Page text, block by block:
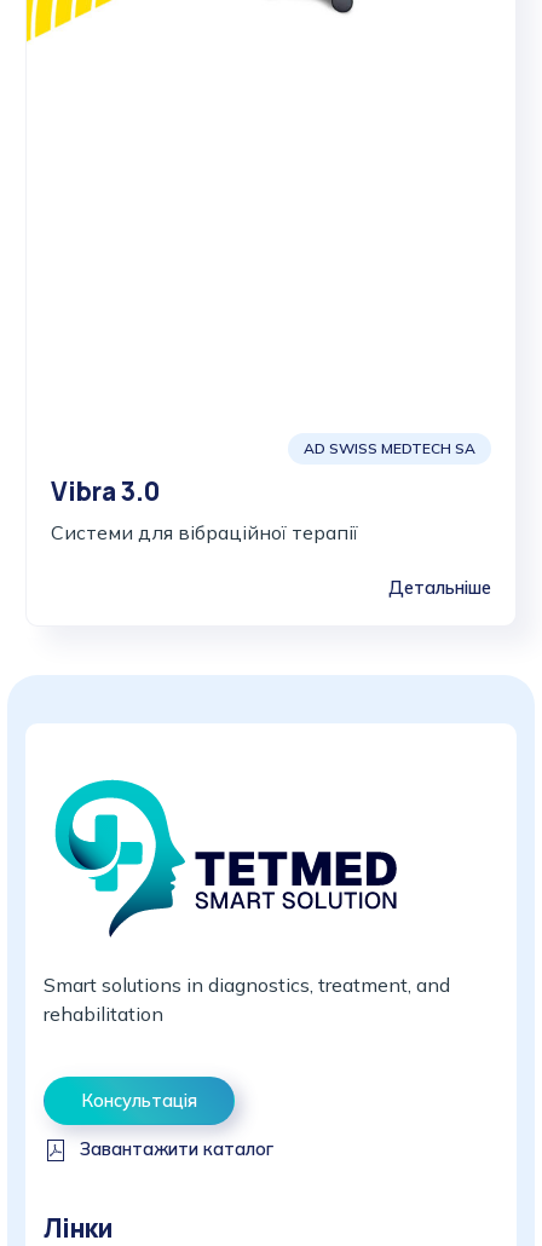
AD SWISS MEDTECH SA
Vibra 3.0
Системи для вібраційної терапії
Детальніше
Smart solutions in diagnostics, treatment, and
rehabilitation
Консультація
Завантажити каталог
Лінки